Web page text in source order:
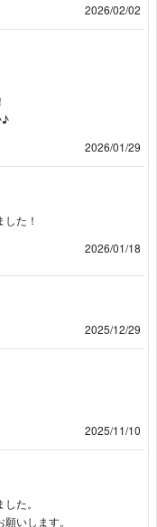
2026/02/02
2026/01/29
た！
2026/01/18
2025/12/29
2025/11/10
た。
いします。